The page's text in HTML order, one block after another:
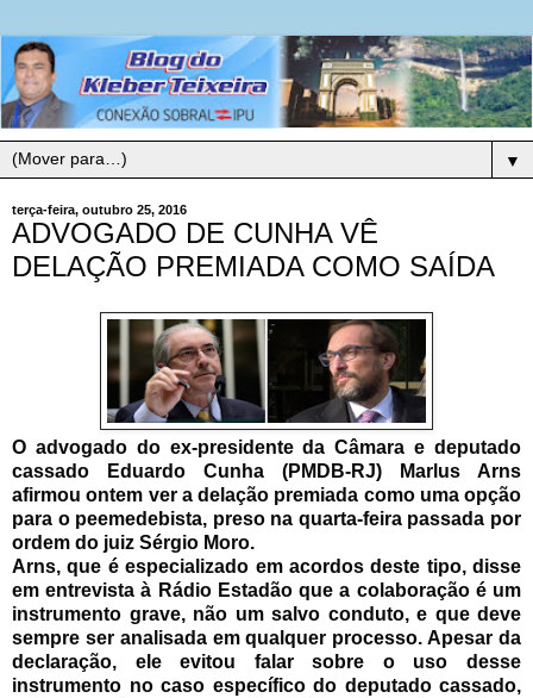
▼
terça-feira, outubro 25, 2016
ADVOGADO DE CUNHA VÊ
DELAÇÃO PREMIADA COMO SAÍDA
O advogado do ex-presidente da Câmara e deputado
cassado Eduardo Cunha (PMDB-RJ) Marlus Arns
afirmou ontem ver a delação premiada como uma opção
para o peemedebista, preso na quarta-feira passada por
ordem do juiz Sérgio Moro.
Arns, que é especializado em acordos deste tipo, disse
em entrevista à Rádio Estadão que a colaboração é um
instrumento grave, não um salvo conduto, e que deve
sempre ser analisada em qualquer processo. Apesar da
declaração, ele evitou falar sobre o uso desse
instrumento no caso específico do deputado cassado,